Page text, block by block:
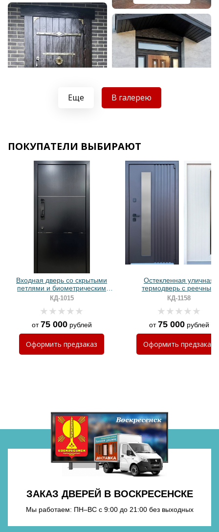
Хочу такую
Хочу такую
Хочу такую
Еще В галерею
ПОКУПАТЕЛИ ВЫБИРАЮТ
Входная дверь со скрытыми
петлями и биометрическим
замком (МДФ с молдингами)
КД-1015
от75 000рублей
Оформить предзаказ
Остекленная уличная
термодверь с реечным
оформлением и
окрашиванием
КД-1158
от75 000рублей
Оформить предзаказ
ЗАКАЗ ДВЕРЕЙ В ВОСКРЕСЕНСКЕ
Мы работаем: ПН–ВС с 9:00 до 21:00 без выходных